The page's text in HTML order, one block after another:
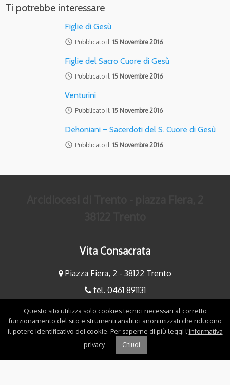
Ti potrebbe interessare
Figlie di Gesù
access_time Pubblicato il: 15 Novembre 2016
Figlie del Sacro Cuore di Gesù
access_time Pubblicato il: 15 Novembre 2016
Venturini
access_time Pubblicato il: 15 Novembre 2016
Dehoniani – Sacerdoti del S. Cuore di Gesù
access_time Pubblicato il: 15 Novembre 2016
Vita Consacrata
Piazza Fiera, 2 - 38122 Trento
tel. 0461 891131
fax 0461 891234
mauriziobaldessari@diocesitn.it
maurizio.bertoniani@gmail.com
Questo sito utilizza solo cookies tecnici necessari al corretto
funzionamento del sito e strumenti analitici anonimizzati che riducono
il potere identificativo dei cookie. Per saperne di più leggi l'informativa
privacy. Chiudi